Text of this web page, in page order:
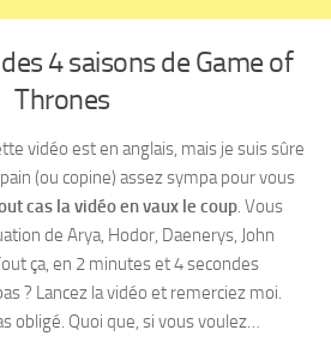
4 saisons de Game of
Thrones
vidéo est en anglais, mais je suis sûre
(ou copine) assez sympa pour vous
cas la vidéo en vaux le coup. Vous
de Arya, Hodor, Daenerys, John
ça, en 2 minutes et 4 secondes
? Lancez la vidéo et remerciez moi.
obligé. Quoi que, si vous voulez…